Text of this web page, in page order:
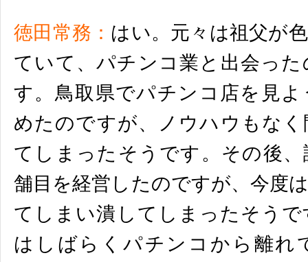
徳田常務： はい。元々は祖父が
ていて、 パチンコ業と出会っ
す。 鳥取県でパチンコ店を見
めたのですが、
ノウハウもな
てしまったそうです。その後、
舗目を経営したのですが、今度
てしまい潰してしまったそうで
はしばらくパチンコから離れ